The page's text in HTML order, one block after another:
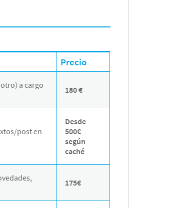
Precio
a cargo
180 €
post en
Desde
500€
según
caché
175€